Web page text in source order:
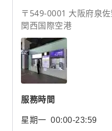
〒549-0001 大阪府泉
関西国際空港
服務時間
星期一 00:00-23:59